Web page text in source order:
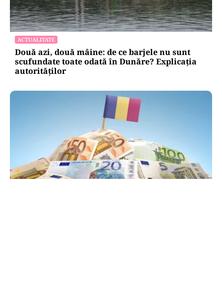
ACTUALITATE
Două azi, două mâine: de ce barjele nu sunt
scufundate toate odată în Dunăre? Explicația
autorităților